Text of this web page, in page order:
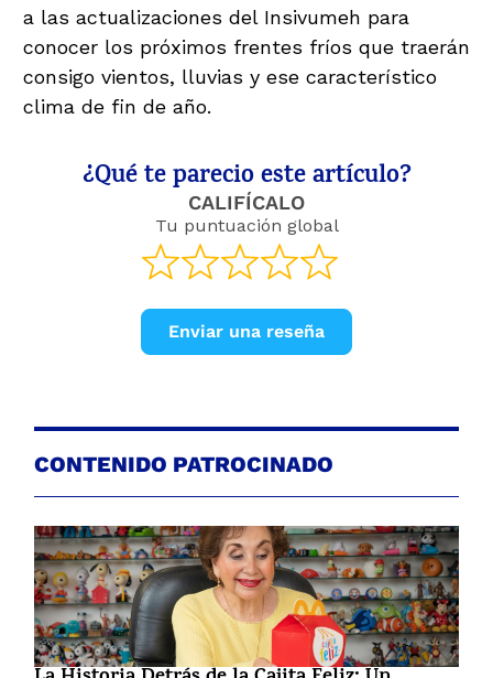
a las actualizaciones del Insivumeh para
conocer los próximos frentes fríos que traerán
consigo vientos, lluvias y ese característico
clima de fin de año.
¿Qué te parecio este artículo?
CALIFÍCALO
Tu puntuación global
Enviar una reseña
CONTENIDO PATROCINADO